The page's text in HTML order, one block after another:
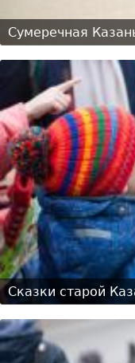
Сумеречная
Сказки старой